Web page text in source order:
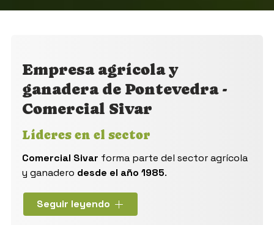
Empresa agrícola y
ganadera de Pontevedra -
Comercial Sivar
Líderes en el sector